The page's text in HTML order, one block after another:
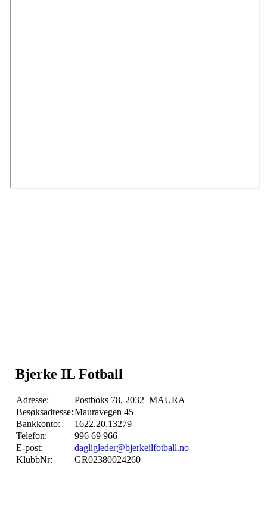
Bjerke IL Fotball
Adresse:
Postboks 78, 2032 MAURA
Besøksadresse:Mauravegen 45
Bankkonto:
1622.20.13279
Telefon:
996 69 966
E-post:
dagligleder@bjerkeilfotball.no
KlubbNr:
GR02380024260